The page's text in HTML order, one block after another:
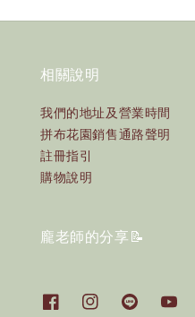
相關說明
我們的地址及營業時間
拼布花園銷售通路聲明
註冊指引
購物說明
龐老師的分享📝